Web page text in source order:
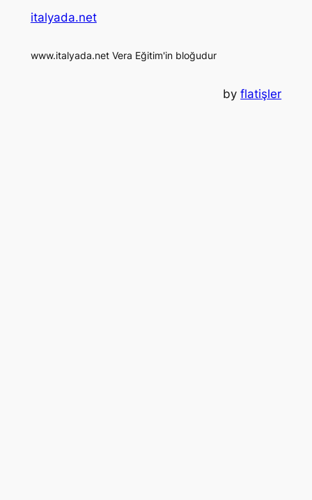
italyada.net
www.italyada.net Vera Eğitim'in bloğudur
byflatişler